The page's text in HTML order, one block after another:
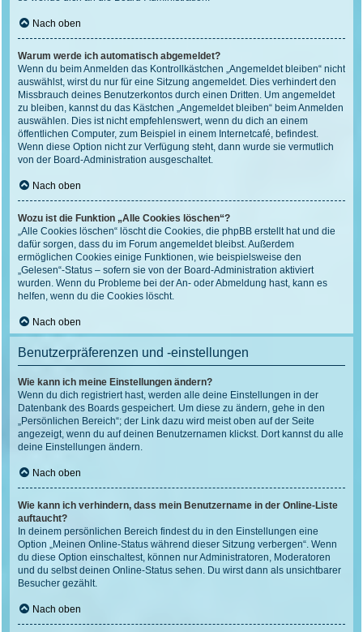
Nach oben
Warum werde ich automatisch abgemeldet?
Wenn du beim Anmelden das Kontrollkästchen „Angemeldet bleiben“ nicht
auswählst, wirst du nur für eine Sitzung angemeldet. Dies verhindert den
Missbrauch deines Benutzerkontos durch einen Dritten. Um angemeldet
zu bleiben, kannst du das Kästchen „Angemeldet bleiben“ beim Anmelden
auswählen. Dies ist nicht empfehlenswert, wenn du dich an einem
öffentlichen Computer, zum Beispiel in einem Internetcafé, befindest.
Wenn diese Option nicht zur Verfügung steht, dann wurde sie vermutlich
von der Board-Administration ausgeschaltet.
Nach oben
Wozu ist die Funktion „Alle Cookies löschen“?
„Alle Cookies löschen“ löscht die Cookies, die phpBB erstellt hat und die
dafür sorgen, dass du im Forum angemeldet bleibst. Außerdem
ermöglichen Cookies einige Funktionen, wie beispielsweise den
„Gelesen“-Status – sofern sie von der Board-Administration aktiviert
wurden. Wenn du Probleme bei der An- oder Abmeldung hast, kann es
helfen, wenn du die Cookies löscht.
Nach oben
Benutzerpräferenzen und -einstellungen
Wie kann ich meine Einstellungen ändern?
Wenn du dich registriert hast, werden alle deine Einstellungen in der
Datenbank des Boards gespeichert. Um diese zu ändern, gehe in den
„Persönlichen Bereich“; der Link dazu wird meist oben auf der Seite
angezeigt, wenn du auf deinen Benutzernamen klickst. Dort kannst du alle
deine Einstellungen ändern.
Nach oben
Wie kann ich verhindern, dass mein Benutzername in der Online-Liste
auftaucht?
In deinem persönlichen Bereich findest du in den Einstellungen eine
Option „Meinen Online-Status während dieser Sitzung verbergen“. Wenn
du diese Option einschaltest, können nur Administratoren, Moderatoren
und du selbst deinen Online-Status sehen. Du wirst dann als unsichtbarer
Besucher gezählt.
Nach oben